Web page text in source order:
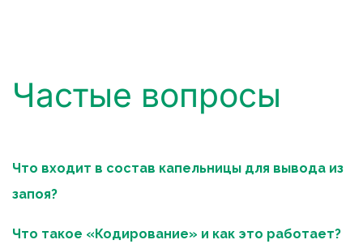
Частые вопросы
Что входит в состав капельницы для вывода из
запоя?
Что такое «Кодирование» и как это работает?